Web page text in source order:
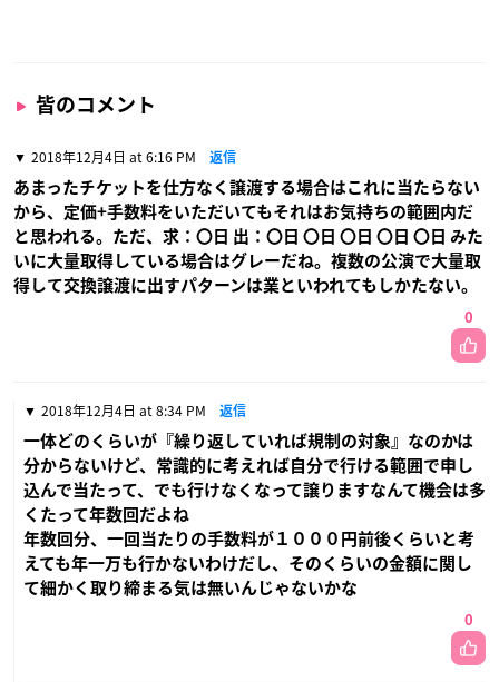
皆のコメント
2018年12月4日 at 6:16 PM 返信
あまったチケットを仕方なく譲渡する場合はこれに当たらない
から、定価+手数料をいただいてもそれはお気持ちの範囲内だ
と思われる。ただ、求：〇日 出：〇日 〇日 〇日 〇日 〇日 みた
いに大量取得している場合はグレーだね。複数の公演で大量取
得して交換譲渡に出すパターンは業といわれてもしかたない。
0
2018年12月4日 at 8:34 PM 返信
一体どのくらいが『繰り返していれば規制の対象』なのかは
分からないけど、常識的に考えれば自分で行ける範囲で申し
込んで当たって、でも行けなくなって譲りますなんて機会は多
くたって年数回だよね
年数回分、一回当たりの手数料が１０００円前後くらいと考
えても年一万も行かないわけだし、そのくらいの金額に関し
て細かく取り締まる気は無いんじゃないかな
0